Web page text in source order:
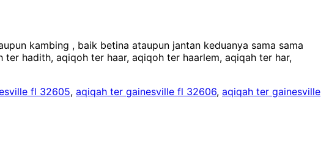
kambing , baik betina ataupun jantan keduanya sama sama
hadith, aqiqoh ter haar, aqiqoh ter haarlem, aqiqah ter har,
fl 32605, aqiqah ter gainesville fl 32606, aqiqah ter gainesville